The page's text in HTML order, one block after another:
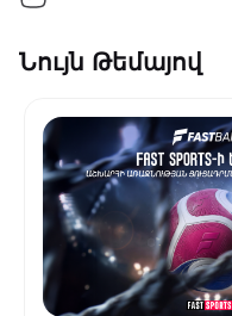
Նույն Թեմայով